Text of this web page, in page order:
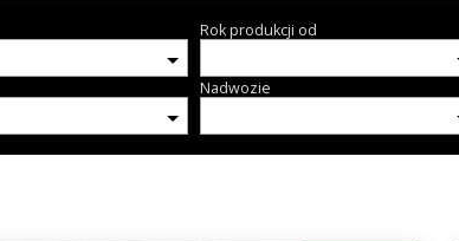
Rok produkcji od
Nadwozie